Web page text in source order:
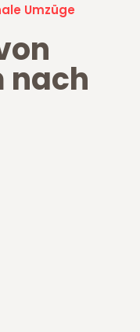
Umzüge
nach